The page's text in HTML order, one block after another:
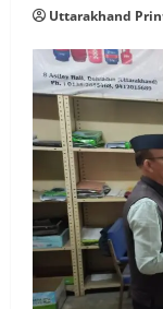
Uttarakhand